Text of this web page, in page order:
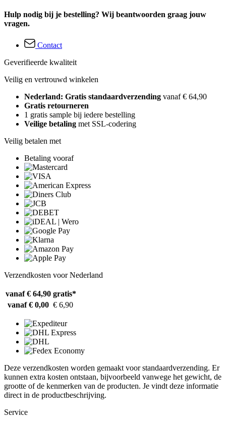
Hulp nodig bij je bestelling? Wij beantwoorden graag jouw
vragen.
Contact
Geverifieerde kwaliteit
Veilig en vertrouwd winkelen
Nederland: Gratis standaardverzending vanaf € 64,90
Gratis retourneren
1 gratis sample bij iedere bestelling
Veilige betaling met SSL-codering
Veilig betalen met
Betaling vooraf
Verzendkosten voor Nederland
vanaf € 64,90 gratis*
vanaf € 0,00 € 6,90
Deze verzendkosten worden gemaakt voor standaardverzending. Er
kunnen extra kosten ontstaan, bijvoorbeeld vanwege het gewicht, de
grootte of de kenmerken van de producten. Je vindt deze informatie
direct in de productbeschrijving.
Service